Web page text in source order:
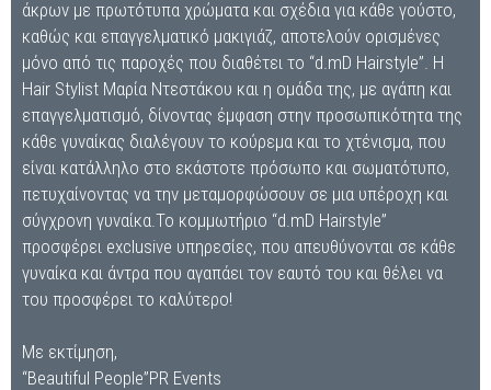
άκρων με πρωτότυπα χρώματα και σχέδια για κάθε γούστο,
καθώς και επαγγελματικό μακιγιάζ, αποτελούν ορισμένες
μόνο από τις παροχές που διαθέτει το “d.mD Hairstyle”. Η
Hair Stylist Μαρία Ντεστάκου και η ομάδα της, με αγάπη και
επαγγελματισμό, δίνοντας έμφαση στην προσωπικότητα της
κάθε γυναίκας διαλέγουν το κούρεμα και το χτένισμα, που
είναι κατάλληλο στο εκάστοτε πρόσωπο και σωματότυπο,
πετυχαίνοντας να την μεταμορφώσουν σε μια υπέροχη και
σύγχρονη γυναίκα.Το κομμωτήριο “d.mD Hairstyle”
προσφέρει exclusive υπηρεσίες, που απευθύνονται σε κάθε
γυναίκα και άντρα που αγαπάει τον εαυτό του και θέλει να
του προσφέρει το καλύτερο!
Με εκτίμηση,
“Beautiful People”PR Events